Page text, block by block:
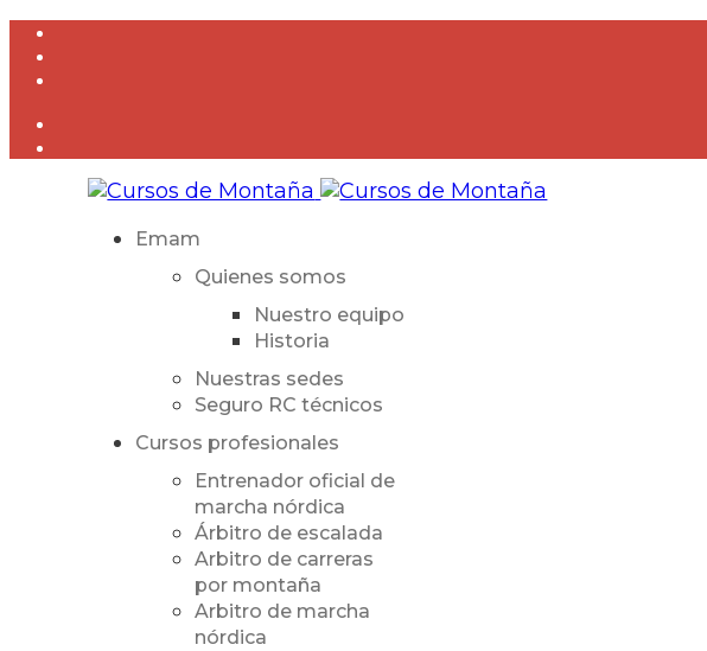
Emam
Quienes somos
Nuestro equipo
Historia
Nuestras sedes
Seguro RC técnicos
Cursos profesionales
Entrenador oficial de
marcha nórdica
Árbitro de escalada
Arbitro de carreras
por montaña
Arbitro de marcha
nórdica